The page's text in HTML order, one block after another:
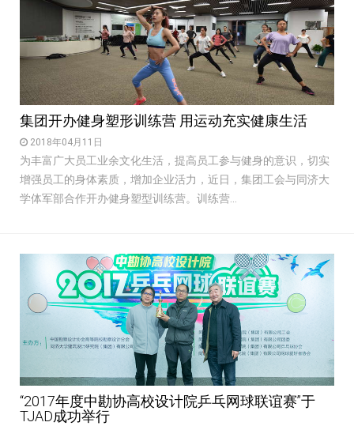
集团开办健身塑形训练营 用运动充实健康生活
2018年04月11日
为丰富广大员工业余文化生活，提高员工参与健身的意识，切实
增强员工的身体素质，增加企业活力，近日，集团工会与同济大
学体军部合作开办健身塑型训练营。训练营...
“2017年度中勘协高校设计院乒乓网球联谊赛”于
TJAD成功举行